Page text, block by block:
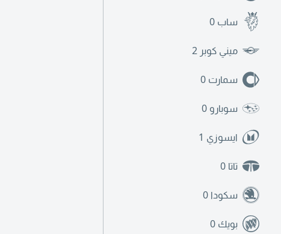
ساب 0
ميني كوبر 2
سمارت 0
سوبارو 0
ايسوزي 1
تاتا 0
سكودا 0
بويك 0